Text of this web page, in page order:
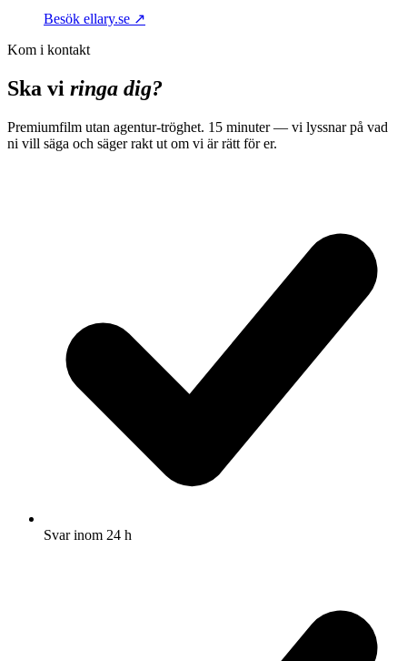
Besök ellary.se ↗
Kom i kontakt
Ska vi ringa dig?
Premiumfilm utan agentur-tröghet. 15 minuter — vi lyssnar på vad
ni vill säga och säger rakt ut om vi är rätt för er.
Svar inom 24 h